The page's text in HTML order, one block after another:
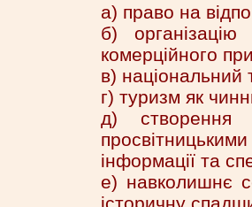
а) право на
б)
комерційного
в) національний
г) туризм як
д) створення
інформації та
е) навколишнє